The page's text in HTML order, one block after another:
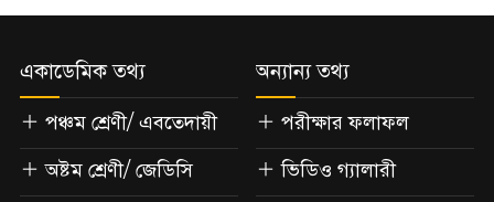
একাডেমিক তথ্য
পঞ্চম শ্রেণী/ এবতেদায়ী
অষ্টম শ্রেণী/ জেডিসি
অন্যান্য তথ্য
পরীক্ষার ফলাফল
ভিডিও গ্যালারী